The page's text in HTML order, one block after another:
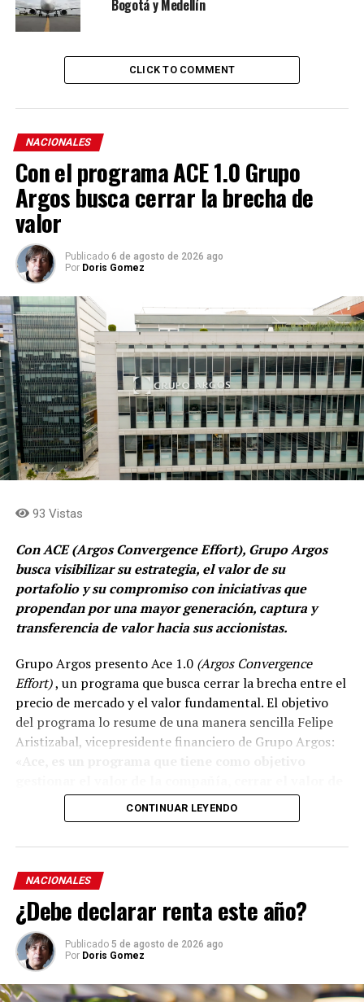
Bogotá y Medellín
CLICK TO COMMENT
NACIONALES
Con el programa ACE 1.0 Grupo
Argos busca cerrar la brecha de
valor
Publicado 6 de agosto de 2026 ago
Por Doris Gomez
93 Vistas
Con ACE (Argos Convergence Effort), Grupo Argos
busca visibilizar su estrategia, el valor de su
portafolio y su compromiso con iniciativas que
propendan por una mayor generación, captura y
transferencia de valor hacia sus accionistas.
Grupo Argos presento Ace 1.0(Argos Convergence
Effort), un programa que busca cerrar la brecha entre el
precio de mercado y el valor fundamental. El objetivo
del programa lo resume de una manera sencilla Felipe
Aristizabal, vicepresidente financiero de Grupo Argos:
la brecha que existe entre el precio que el mercado
reconoce del valor fundamental de nuestra
El programa, se apoya en la hoja de ruta que la
organización ha trazado y recorrido durante la última
década para simplificar su estructura, en enfocar su
portafolio, fortalecer su balance, rotar capital y hacer
más visible el valor de sus activos.
“ACE es una señal clara de confianza en el valor de
CONTINUAR LEYENDO
NACIONALES
¿Debe declarar renta este año?
Publicado 5 de agosto de 2026 ago
Por Doris Gomez